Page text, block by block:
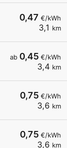
0,47 €/kWh
3,1 km
ab 0,45 €/kWh
3,4 km
0,75 €/kWh
3,6 km
0,75 €/kWh
3,6 km